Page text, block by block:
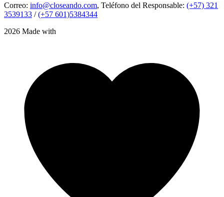
Correo: info@closeando.com, Teléfono del Responsable: (+57) 321
3539133 /(+57 601)5384344
2026 Made with